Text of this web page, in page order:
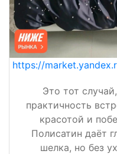
https://
Это тот
практичность
красотой и
Полисатин даёт
шелка, но без